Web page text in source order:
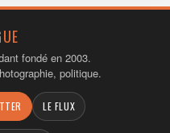
UE
fondé en 2003.
politique.
LE FLUX